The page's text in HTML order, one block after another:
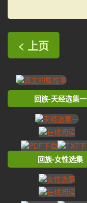
< 上页
回族-天经选集一
回族-女性选集